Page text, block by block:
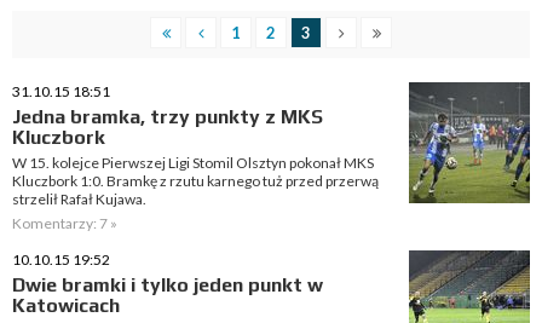
1 2 3
31.10.15 18:51
Jedna bramka, trzy punkty z MKS
Kluczbork
W 15. kolejce Pierwszej Ligi Stomil Olsztyn pokonał MKS
Kluczbork 1:0. Bramkę z rzutu karnego tuż przed przerwą
strzelił Rafał Kujawa.
Komentarzy: 7 »
10.10.15 19:52
Dwie bramki i tylko jeden punkt w
Katowicach